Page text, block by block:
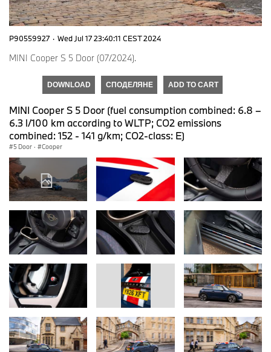
P90559927 · Wed Jul 17 23:40:11 CEST 2024
MINI Cooper S 5 Door (07/2024).
DOWNLOAD СПОДЕЛЯНЕ ADD TO CART
MINI Cooper S 5 Door (fuel consumption combined: 6.8 –
6.3 l/100 km according to WLTP; CO2 emissions
combined: 152 - 141 g/km; CO2-class: E)
5 Door · Cooper